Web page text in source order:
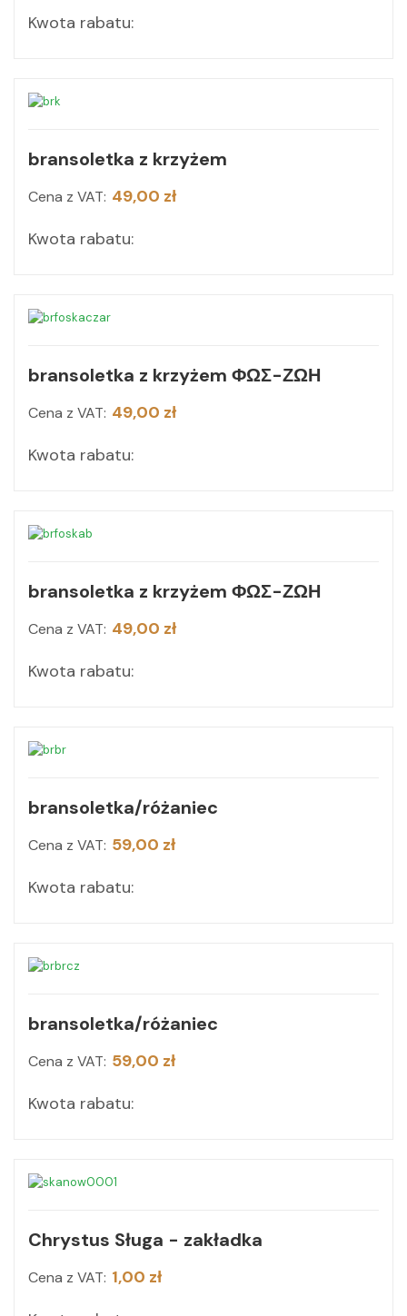
Kwota rabatu:
bransoletka z krzyżem
Cena z VAT: 49,00 zł
Kwota rabatu:
bransoletka z krzyżem ΦΩΣ-ΖΩΗ
Cena z VAT: 49,00 zł
Kwota rabatu:
bransoletka z krzyżem ΦΩΣ-ΖΩΗ
Cena z VAT: 49,00 zł
Kwota rabatu:
bransoletka/różaniec
Cena z VAT: 59,00 zł
Kwota rabatu:
bransoletka/różaniec
Cena z VAT: 59,00 zł
Kwota rabatu:
Chrystus Sługa - zakładka
Cena z VAT: 1,00 zł